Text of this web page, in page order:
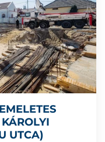
UTCA)